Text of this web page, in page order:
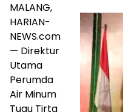
MALANG,
HARIAN-
NEWS.com
— Direktur
Utama
Perumda
Air Minum
Tugu Tirta